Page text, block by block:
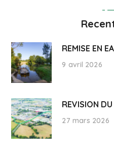
REMISE EN
9 avril 2026
REVISION
27 mars 2026